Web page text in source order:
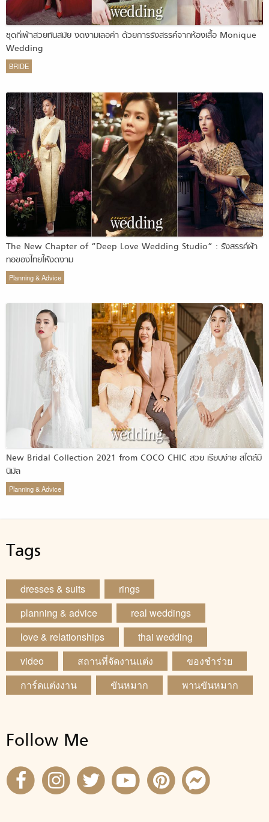
ชุดกี่เพ้าสวยทันสมัย งดงามเลอค่า ด้วยการรังสรรค์จากห้องเสื้อ Monique
Wedding
BRIDE
The New Chapter of “Deep Love Wedding Studio” : รังสรรค์ผ้า
ทอของไทยให้งดงาม
Planning & Advice
New Bridal Collection 2021 from COCO CHIC สวย เรียบง่าย สไตล์มิ
นิมัล
Planning & Advice
Tags
dresses & suits
rings
planning & advice
real weddings
love & relationships
thai wedding
video
สถานที่จัดงานแต่ง
ของชำร่วย
การ์ดแต่งงาน
ขันหมาก พานขันหมาก
Follow Me